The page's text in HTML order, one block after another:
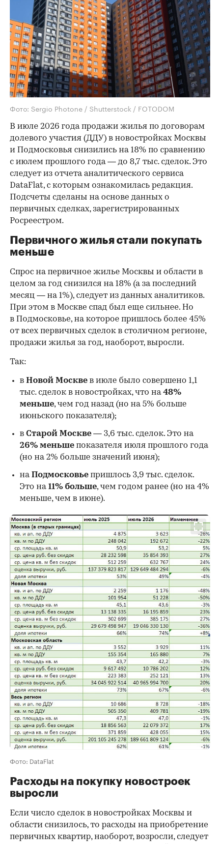
Фото: Sergio Photone / Shutterstock / FOTODOM
В июле 2026 года продажи жилья по договорам
долевого участия (ДДУ) в новостройках Москвы
и Подмосковья снизились на 18% по сравнению
с июлем прошлого года — до 8,7 тыс. сделок. Это
следует из отчета аналитического сервиса
DataFlat, с которым ознакомилась редакция.
Подсчеты сделаны на основе данных о
первичных сделках, зарегистрированных
Росреестром.
Первичного жилья стали покупать
меньше
Спрос на первичное жилье Москвы и области в
целом за год снизился на 18% (а за последний
месяц — на 1%), следует из данных аналитиков.
При этом в Москве спад был еще сильнее. Но
в Подмосковье, на которое пришлось более 45%
от всех первичных сделок в столичном регионе,
продажи жилья за год, наоборот, выросли.
00:00 / 00:00
Так:
в Новой Москве в июле было совершено 1,1
тыс. сделок в новостройках, что на48%
меньше, чем год назад (но на 5% больше
июньского показателя);
в Старой Москве — 3,6 тыс. сделок. Это на
26% меньше показателя июля прошлого года
(но на 2% больше значений июня);
наПодмосковье пришлось 3,9 тыс. сделок.
Это на11% больше, чем годом ранее (но на 4%
меньше, чем в июне).
Фото: DataFlat
Расходы на покупку новостроек
выросли
Если число сделок в новостройках Москвы и
области снизилось, то расходы на приобретение
первичных квартир, наоборот, возросли, следует